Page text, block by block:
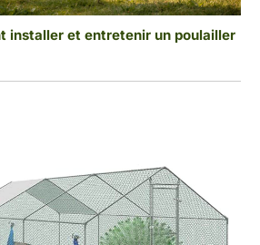
installer et entretenir un poulailler